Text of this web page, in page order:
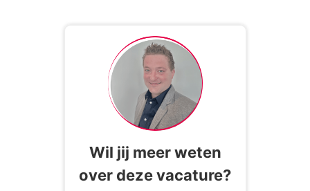
Wil jij meer weten
over deze vacature?